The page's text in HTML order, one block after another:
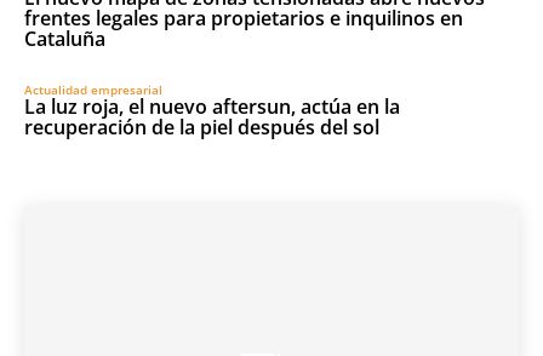
frentes legales para propietarios e inquilinos en
Cataluña
Actualidad empresarial
La luz roja, el nuevo aftersun, actúa en la
recuperación de la piel después del sol